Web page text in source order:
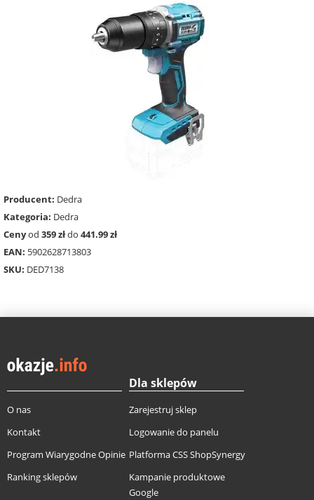
Producent: Dedra
Kategoria: Dedra
Cenyod 359 złdo 441.99 zł
EAN: 5902628713803
SKU: DED7138
O nas
Kontakt
Program Wiarygodne Opinie
Ranking sklepów
Dla sklepów
Zarejestruj sklep
Logowanie do panelu
Platforma CSS ShopSynergy
Kampanie produktowe
Google